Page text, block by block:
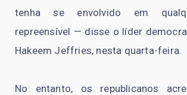
tenha se envolvido em
repreensível — disse o líder
Hakeem Jeffries, nesta quarta-feira.
No entanto, os republicanos